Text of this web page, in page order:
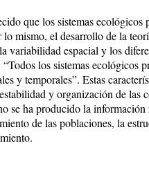
que los sistemas ecológicos
lo mismo, el desarrollo de la
variabilidad espacial y los
los sistemas ecológicos
y temporales”. Estas
y organización de las
se ha producido la información
de las poblaciones, la